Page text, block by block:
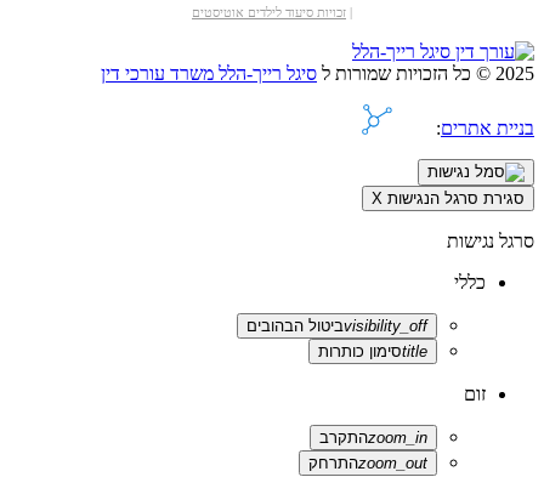
| זכויות סיעוד לילדים אוטיסטים
2025 © כל הזכויות שמורות ל סיגל רייך-הלל משרד עורכי דין
בניית אתרים:
סגירת סרגל הנגישות X
סרגל נגישות
כללי
visibility_offביטול הבהובים
titleסימון כותרות
זום
zoom_inהתקרב
zoom_outהתרחק